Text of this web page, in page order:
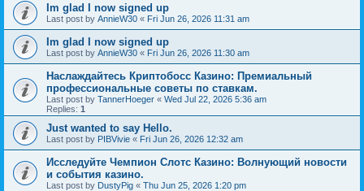
Im glad I now signed up
Last post by AnnieW30 « Fri Jun 26, 2026 11:31 am
Im glad I now signed up
Last post by AnnieW30 « Fri Jun 26, 2026 11:30 am
Наслаждайтесь Криптобосс Казино: Премиальный
профессиональные советы по ставкам.
Last post by TannerHoeger « Wed Jul 22, 2026 5:36 am
Replies: 1
Just wanted to say Hello.
Last post by PIBVivie « Fri Jun 26, 2026 12:32 am
Исследуйте Чемпион Слотс Казино: Волнующий новости
и события казино.
Last post by DustyPig « Thu Jun 25, 2026 1:20 pm